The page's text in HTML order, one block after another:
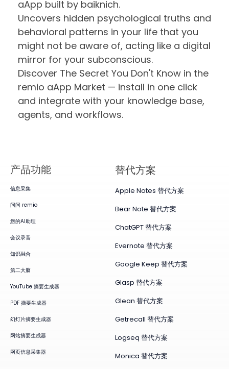
aApp built by baiknich.
Uncovers hidden psychological truths and
behavioral patterns in your life that you
might not be aware of, acting like a digital
mirror for your subconscious.
Discover The Secret You Don't Know in the
remio aApp Market — install in one click
and integrate with your knowledge base,
agents, and workflows.
产品​功能
信息采集
问问 remio
您的AI助理
会议录音
知识融合
第二大脑
YouTube 摘要生成器
PDF 摘要生成器
幻灯片摘要生成器
网站摘要生成器
网页信息采集器
替代方案
Apple Notes 替代方案
Bear Note 替代方案
ChatGPT 替代方案
Evernote 替代方案
Google Keep 替代方案
Glasp 替代方案
Glean 替代方案
Getrecall 替代方案
Logseq 替代方案
Monica 替代方案